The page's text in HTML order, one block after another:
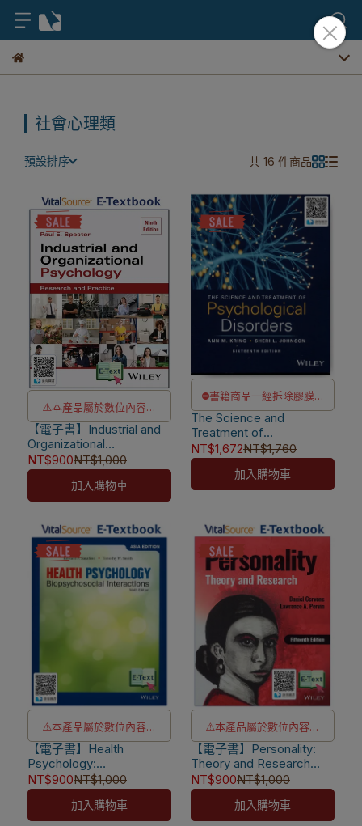
社會心理類
預設排序 共 16 件商品
⚠️本產品屬於數位內容服
務，一經購買不提供退貨與
退款
⚠️本產品為台灣優惠價格，
故僅販售給台灣地區使用
使用，海外IP無法註冊成功
【電子書】Industrial and
Organizational
Psychology: Research
and Practice 9/e
[Spector]
NT$900NT$1,000
加入購物車
⛔書籍商品一經拆除膠膜，
除非瑕疵換書不提供退貨與
退款
✅訂購數量5本以上另有優
惠，請洽LINE客服訂購
The Science and
Treatment of
Psychological Disorders
16/e【內含Access Code,
經刮除不受退】 [Kring]
9781394221752
NT$1,672NT$1,760
加入購物車
⚠️本產品屬於數位內容服
務，一經購買不提供退貨與
退款
⚠️電子書產品僅限台灣境內
使用，海外IP無法註冊成功
【電子書】Health
Psychology:
Biopsychosocial
Interactions 9/e Asia
Edition [Sarafino]
NT$900NT$1,000
加入購物車
⚠️本產品屬於數位內容服
務，一經購買不提供退貨與
退款
⚠️電子書產品僅限台灣境內
使用，海外IP無法註冊成功
【電子書】Personality:
Theory and Research
15/e [Cervone]
NT$900NT$1,000
加入購物車